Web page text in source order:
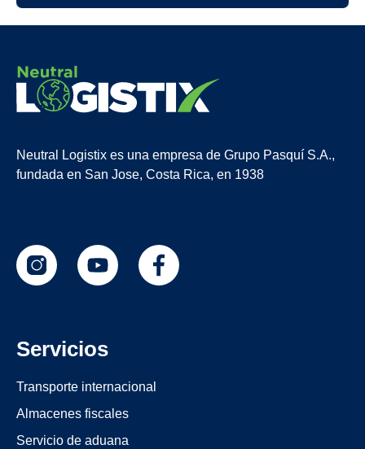
Neutral Logistix es una empresa de Grupo Pasquí S.A.,
fundada en San Jose, Costa Rica, en 1938
Servicios
Transporte internacional
Almacenes fiscales
Servicio de aduana